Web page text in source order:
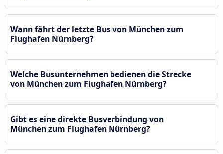
Wann fährt der letzte Bus von München zum
Flughafen Nürnberg?
Welche Busunternehmen bedienen die Strecke
von München zum Flughafen Nürnberg?
Gibt es eine direkte Busverbindung von
München zum Flughafen Nürnberg?